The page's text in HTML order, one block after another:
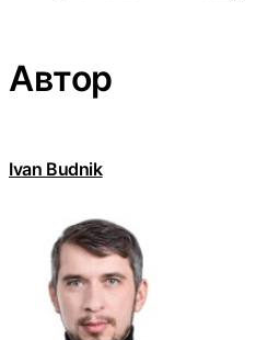
Автор
Ivan Budnik